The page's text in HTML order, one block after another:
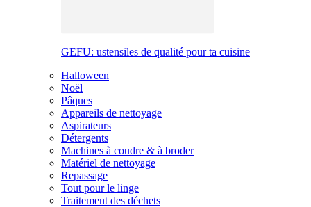
GEFU: ustensiles de qualité pour ta cuisine
Halloween
Noël
Pâques
Appareils de nettoyage
Aspirateurs
Détergents
Machines à coudre & à broder
Matériel de nettoyage
Repassage
Tout pour le linge
Traitement des déchets